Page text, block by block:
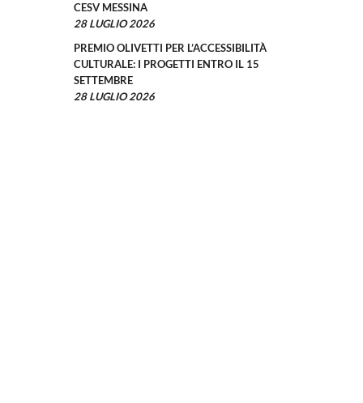
CESV MESSINA
28 LUGLIO 2026
PREMIO OLIVETTI PER L’ACCESSIBILITÀ
CULTURALE: I PROGETTI ENTRO IL 15
SETTEMBRE
28 LUGLIO 2026